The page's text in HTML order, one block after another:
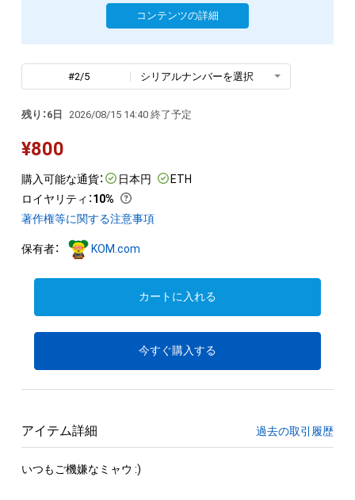
コンテンツの詳細
#2/5 シリアルナンバーを選択
残り：6日 2026/08/15 14:40 終了予定
¥800
購入可能な通貨： 日本円
ETH
ロイヤリティ ：10%
著作権等に関する注意事項
保有者： KOM.com
カートに入れる
今すぐ購入する
アイテム詳細 過去の取引履歴
いつもご機嫌なミャウ :)